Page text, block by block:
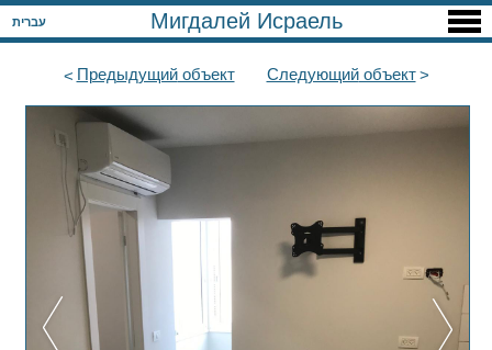
עברית Мигдалей Исраель
Предыдущийобъект Следующийобъект